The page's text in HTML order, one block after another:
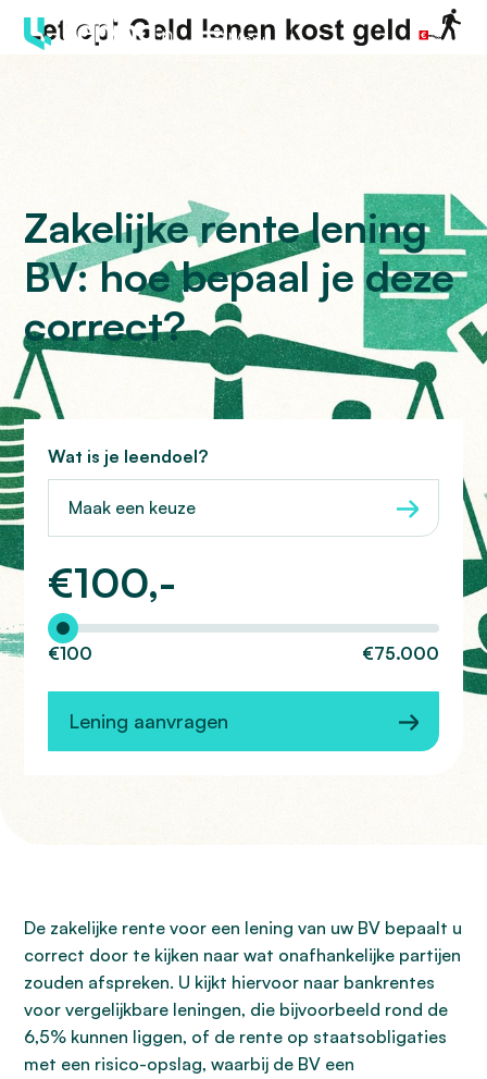
Menu
Zakelijke rente lening
BV: hoe bepaal je deze
correct?
Wat is je leendoel?
Maak een keuze
€100,-
Hoeveel wilt u lenen?
€100 €75.000
Lening aanvragen
De zakelijke rente voor een lening van uw BV bepaalt u
correct door te kijken naar wat onafhankelijke partijen
zouden afspreken. U kijkt hiervoor naar bankrentes
voor vergelijkbare leningen, die bijvoorbeeld rond de
6,5% kunnen liggen, of de rente op staatsobligaties
met een risico-opslag, waarbij de BV een